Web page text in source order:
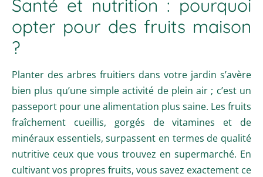
Santé et nutrition : pourquoi
opter pour des fruits maison
?
Planter des arbres fruitiers dans votre jardin s’avère
bien plus qu’une simple activité de plein air ; c’est un
passeport pour une alimentation plus saine. Les fruits
fraîchement cueillis, gorgés de vitamines et de
minéraux essentiels, surpassent en termes de qualité
nutritive ceux que vous trouvez en supermarché. En
cultivant vos propres fruits, vous savez exactement ce